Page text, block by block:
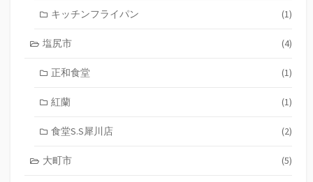
キッチンフライパン (1)
塩尻市 (4)
正和食堂 (1)
紅蘭 (1)
食堂S.S犀川店 (2)
大町市 (5)